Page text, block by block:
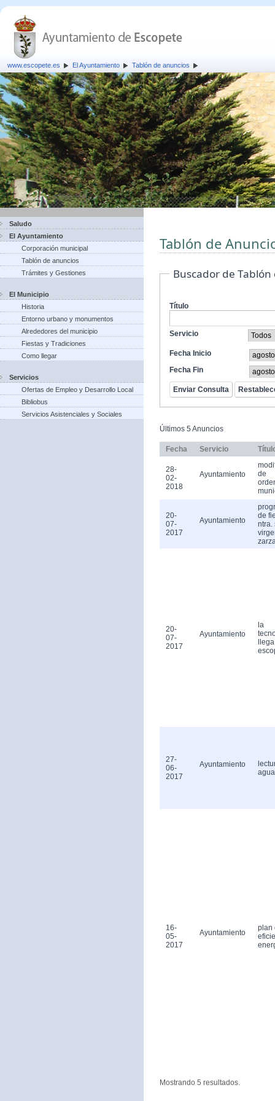
www.escopete.es El Ayuntamiento Tablón de anuncios
Saludo
El Ayuntamiento
Corporación municipal
Tablón de anuncios
Trámites y Gestiones
El Municipio
Historia
Entorno urbano y monumentos
Alrededores del municipio
Fiestas y Tradiciones
Como llegar
Servicios
Ofertas de Empleo y Desarrollo Local
Bibliobus
Servicios Asistenciales y Sociales
Tablón de
Buscador de
Título
Servicio
Fecha Inicio
Fecha Fin
Últimos 5 Anuncios
Fecha Servicio
28-
02-
2018
Ayuntamiento
de
20-
07-
2017
Ayuntamiento
de
ntra.
20-
07-
2017
Ayuntamiento
la
27-
06-
2017
Ayuntamiento
16-
05-
2017
Ayuntamiento
plan
Mostrando 5 resultados.